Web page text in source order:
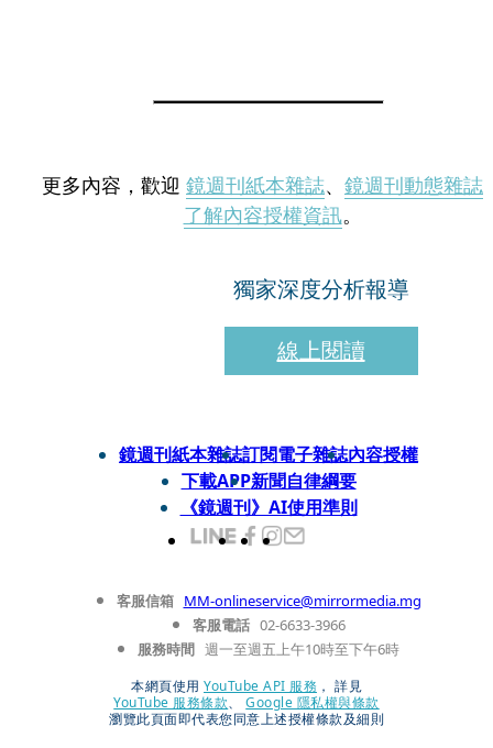
更多內容，歡迎 鏡週刊紙本雜誌、 鏡週刊動態雜誌
了解內容授權資訊。
獨家深度分析報導
線上閱讀
鏡週刊紙本雜誌訂閱電子雜誌內容授權
下載APP新聞自律綱要
《鏡週刊》AI使用準則
客服信箱 MM-onlineservice@mirrormedia.mg
客服電話 02-6633-3966
服務時間 週一至週五上午10時至下午6時
本網頁使用 YouTube API 服務 ， 詳見
YouTube 服務條款、
Google 隱私權與條款
瀏覽此頁面即代表您同意上述授權條款及細則